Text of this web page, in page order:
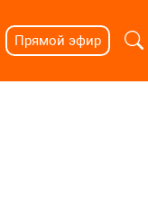
Прямой эфир